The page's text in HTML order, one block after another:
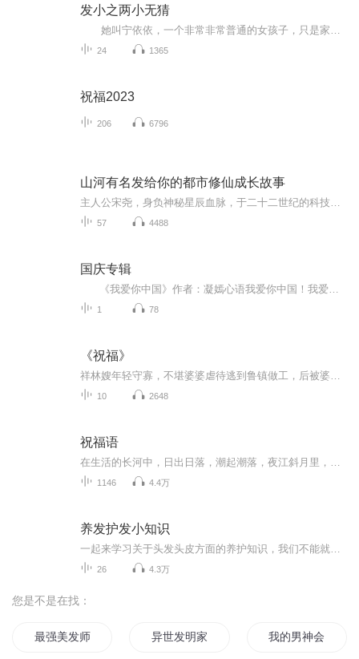
发小之两小无猜
24 1365
祝福2023
206 6796
山河有名发给你的都市修仙成长故事
57 4488
国庆专辑
1 78
《祝福》
10 2648
祝福语
1146 4.4万
养发护发小知识
26 4.3万
您是不是在找：
最强美发师 异世发明家 我的男神会发光